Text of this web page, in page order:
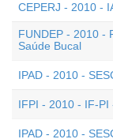
CEPERJ - 2010 -
FUNDEP - 2010 -
Saúde Bucal
IPAD - 2010 -
IFPI - 2010 - IF-
IPAD - 2010 -